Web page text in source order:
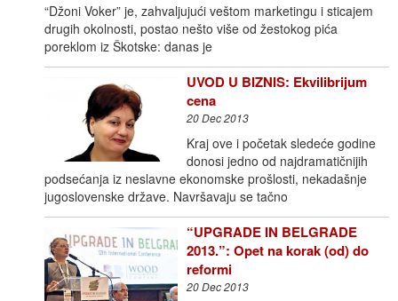
“Džoni Voker” je, zahvaljujući veštom marketingu i sticajem
drugih okolnosti, postao nešto više od žestokog pića
poreklom iz Škotske: danas je
UVOD U BIZNIS: Ekvilibrijum
cena
20 Dec 2013
Kraj ove i početak sledeće godine
donosi jedno od najdramatičnijih
podsećanja iz neslavne ekonomske prošlosti, nekadašnje
jugoslovenske države. Navršavaju se tačno
“UPGRADE IN BELGRADE
2013.”: Opet na korak (od) do
reformi
20 Dec 2013